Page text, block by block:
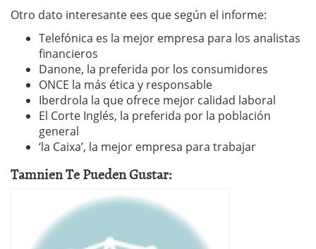
Otro dato interesante ees que según el informe:
Telefónica es la mejor empresa para los analistas
financieros
Danone, la preferida por los consumidores
ONCE la más ética y responsable
Iberdrola la que ofrece mejor calidad laboral
El Corte Inglés, la preferida por la población
general
‘la Caixa’, la mejor empresa para trabajar
Tamnien Te Pueden Gustar: